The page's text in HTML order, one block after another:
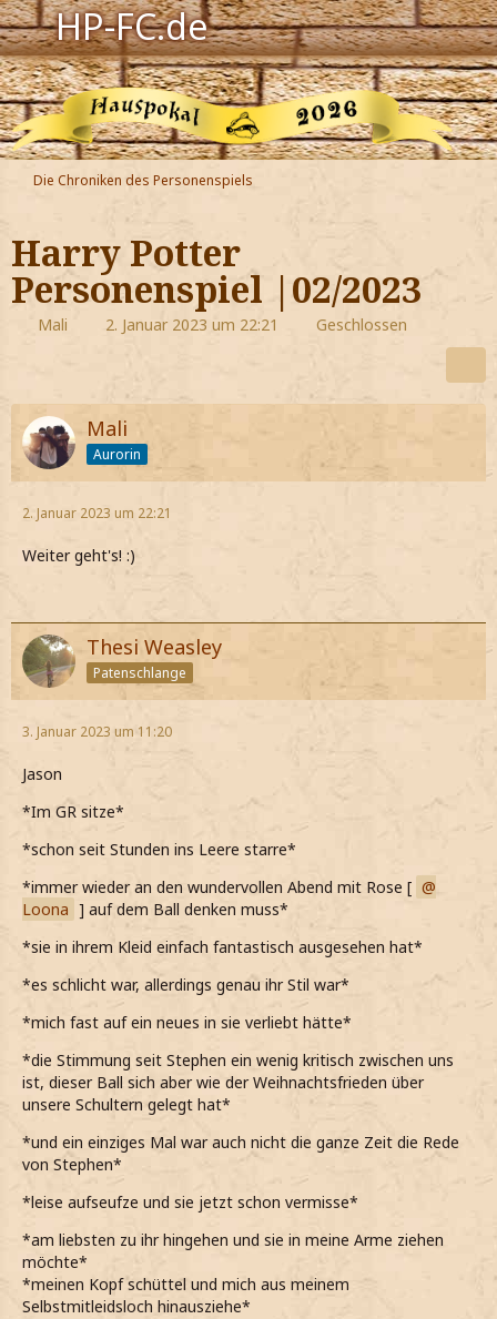
HP-FC.de
Navigation
Harry Potter
Der HP-FC
Hogwarts
Zauberwelt
Willkommen
Jetzt Fanclub-Mitglied werden!
Die Chroniken des Personenspiels
Harry Potter
Personenspiel |02/2023
Mali 2. Januar 2023 um 22:21 Geschlossen
Mali
Aurorin
2. Januar 2023 um 22:21
Weiter geht's! :)
Thesi Weasley
Patenschlange
3. Januar 2023 um 11:20
Jason
*Im GR sitze*
*schon seit Stunden ins Leere starre*
*immer wieder an den wundervollen Abend mit Rose [
Loona ] auf dem Ball denken muss*
*sie in ihrem Kleid einfach fantastisch ausgesehen hat*
*es schlicht war, allerdings genau ihr Stil war*
*mich fast auf ein neues in sie verliebt hätte*
*die Stimmung seit Stephen ein wenig kritisch zwischen uns
ist, dieser Ball sich aber wie der Weihnachtsfrieden über
unsere Schultern gelegt hat*
*und ein einziges Mal war auch nicht die ganze Zeit die Rede
von Stephen*
*leise aufseufze und sie jetzt schon vermisse*
*am liebsten zu ihr hingehen und sie in meine Arme ziehen
möchte*
*meinen Kopf schüttel und mich aus meinem
Selbstmitleidsloch hinausziehe*